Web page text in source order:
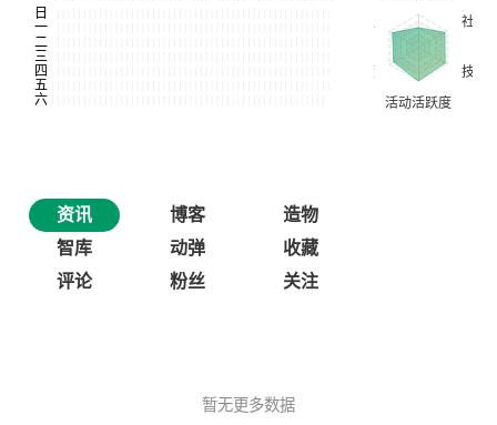
资讯 博客
造物
智库
动弹
收藏
评论
粉丝 关注
暂无更多数据